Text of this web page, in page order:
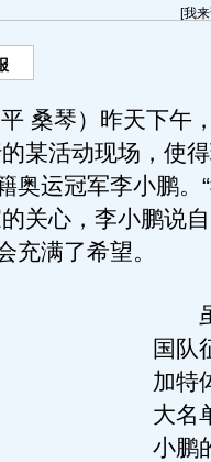
[我
琴）昨天下午
某活动现场，使
奥运冠军李小鹏。
关心，李小鹏说
充满了希望。
虽
国队
加特
大名
小鹏